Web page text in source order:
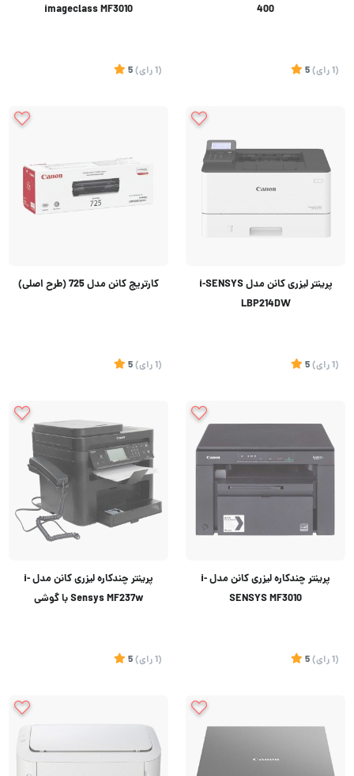
400
(1 رای)
5
imageclass MF3010
(1 رای)
5
پرینتر لیزری کانن مدل i-SENSYS
LBP214DW
(1 رای)
5
کارتریج کانن مدل 725 (طرح اصلی)
(1 رای)
5
پرینتر چندکاره لیزری کانن مدل i-
SENSYS MF3010
(1 رای)
5
پرینتر چندکاره لیزری کانن مدل i-
Sensys MF237w با گوشی
(1 رای)
5